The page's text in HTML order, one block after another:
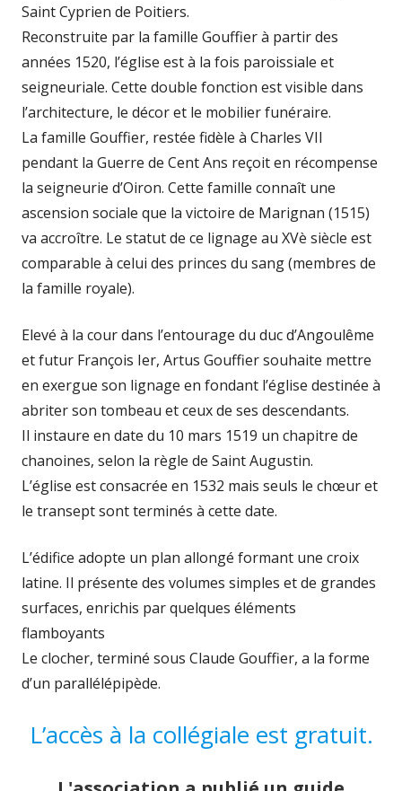
Saint Cyprien de Poitiers.
Reconstruite par la famille Gouffier à partir des
années 1520, l’église est à la fois paroissiale et
seigneuriale. Cette double fonction est visible dans
l’architecture, le décor et le mobilier funéraire.
La famille Gouffier, restée fidèle à Charles VII
pendant la Guerre de Cent Ans reçoit en récompense
la seigneurie d’Oiron. Cette famille connaît une
ascension sociale que la victoire de Marignan (1515)
va accroître. Le statut de ce lignage au XVè siècle est
comparable à celui des princes du sang (membres de
la famille royale).
Elevé à la cour dans l’entourage du duc d’Angoulême
et futur François Ier, Artus Gouffier souhaite mettre
en exergue son lignage en fondant l’église destinée à
abriter son tombeau et ceux de ses descendants.
Il instaure en date du 10 mars 1519 un chapitre de
chanoines, selon la règle de Saint Augustin.
L’église est consacrée en 1532 mais seuls le chœur et
le transept sont terminés à cette date.
L’édifice adopte un plan allongé formant une croix
latine. Il présente des volumes simples et de grandes
surfaces, enrichis par quelques éléments
flamboyants
Le clocher, terminé sous Claude Gouffier, a la forme
d’un parallélépipède.
L’accès à la collégiale est gratuit.